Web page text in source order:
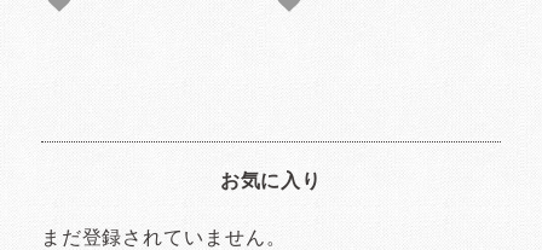
お気に入り
まだ登録されていません。